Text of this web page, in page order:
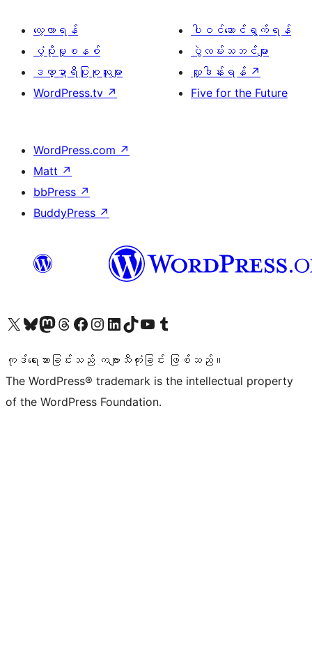
လေ့လာရန်
ပံ့ပိုးမှုစနစ်
ဒဏ္ဍာရီပြုစုသူများ
WordPress.tv ↗
ပါဝင်ဆောင်ရွက်ရန်
ပွဲလမ်းသဘင်များ
လှူဒါန်းရန် ↗
Five for the Future
WordPress.com ↗
Matt ↗
bbPress ↗
BuddyPress ↗
ကျွန်ုပ်တို့၏ X (ယခင် Twitter) အကောင့်သို့ သွားရောက်ကြည့်ရှုပါကျွန်ုပ်တို့၏ Bluesky အကောင့်သို့ ဝင်ရောက်ကြည့်ရှုရန်
ကျွန်ုပ်တို့၏ Mastodon အကောင့်သို့ သွားရောက်ကြည့်ရှုပါကျွန်ုပ်တို့၏ Threads အကောင့်သို့ ဝင်ရောက်ကြည့်ရှုရန်
ကျွန်ုပ်တို့၏ Facebook စာမျက်နှာသို့ သွားရောက်ကြည့်ရှုပါကျွန်ုပ်တို့၏ Instagram အကောင့်သို့ သွားရောက်ကြည့်ရှုပါ ကျွန်ုပ်တို့၏ LinkedIn အကောင့်သို့ သွားရောက်ကြည့်ရှုပါကျွန်ုပ်တို့၏ TikTok အကောင့်သို့ ဝင်ရောက်ကြည့်ရှုရန်
ကျွန်ုပ်တို့၏ YouTube ချန်နယ်သို့ သွားရောက်ကြည့်ရှုပါ ကျွန်ုပ်တို့၏ Tumblr အကောင့်သို့ ဝင်ရောက်ကြည့်ရှုရန်
ကုဒ်ရေးသားခြင်းသည် ကဗျာသီကုံးခြင်း ဖြစ်သည်။
The WordPress® trademark is the intellectual property
of the WordPress Foundation.